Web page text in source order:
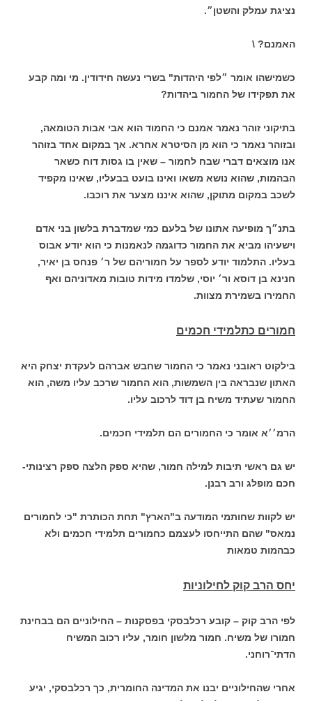
נציגת עמלק והשטן״.
האמנם? \
כשמישהו אומר ״לפי היהדות" בשרי נעשה חידודין. מי ומה קבע
את תפקידו של החמור ביהדות?
בתיקוני זוהר נאמר אמנם כי החמוד הוא אבי אבות הטומאה,
ובזוהר נאמר כי הוא מן הסיטרא אחרא. אך במקום אחד בזוהר
אנו מוצאים דברי שבח לחמור – שאין בו גסות דוח כשאר
הבהמות, שהוא נושא משאו ואינו בועט בבעליו, שאינו מקפיד
לשכב במקום מתוקן, שהוא איננו מצער את רוכבו.
בתנ״ך מופיעה אתונו של בלעם כמי שמדברת בלשון בני אדם
וישעיהו מביא את החמור כדוגמה לנאמנות כי הוא יודע אבוס
בעליו. התלמוד יודע לספר על חמוריהם של ר׳ פנחס בן יאיר,
חנינא בן דוסא ור׳ יוסי, שלמדו מידות טובות מאדוניהם ואף
החמירו בשמירת מצוות.
חמורים כתלמידי חכמים
בילקוט ראובני נאמר כי החמור שחבש אברהם לעקדת יצחק היא
האתון שנבראה בין השמשות, הוא החמור שרכב עליו משה, הוא
החמור שעתיד משיח בן דוד לרכוב עליו.
הרמ׳׳א אומר כי החמורים הם תלמידי חכמים.
יש גם ראשי תיבות למילה חמור, שהיא ספק הלצה ספק רצינותי-
חכם מופלג ורב רבנן.
יש לקוות שחותמי המודעה ב"הארץ" תחת הכותרת "כי לחמורים
נמאס" שהם התייחסו לעצמם כחמורים תלמידי חכמים ולא
כבהמות טמאות
יחס הרב קוק לחילוניות
לפי הרב קוק – קובע רכלבסקי בפסקנות – החילוניים הם בבחינת
חמורו של משיח. חמור מלשון חומר, עליו רכוב המשיח
הדתי־רוחני.
אחרי שהחילוניים יבנו את המדינה החומרית, כך רכלבסקי, יגיע